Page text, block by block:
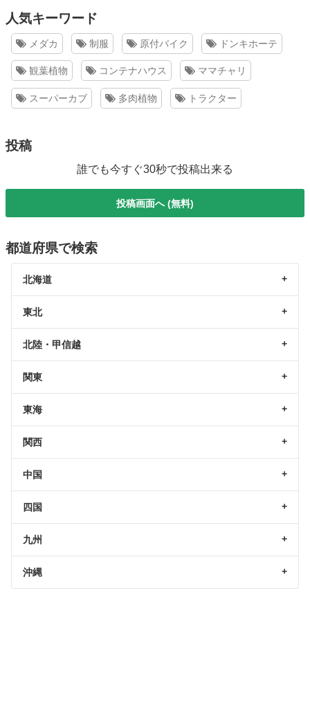
人気キーワード
メダカ 制服 原付バイク ドンキホーテ
観葉植物 コンテナハウス ママチャリ
スーパーカブ 多肉植物 トラクター
投稿
誰でも今すぐ30秒で投稿出来る
投稿画面へ (無料)
都道府県で検索
北海道
東北
北陸・甲信越
関東
東海
関西
中国
四国
九州
沖縄